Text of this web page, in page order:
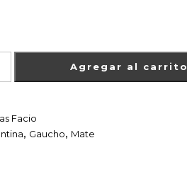
Agregar al carrito
Facio
, Gaucho, Mate